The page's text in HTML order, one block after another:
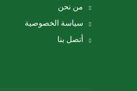
من نحن
سياسة الخصوصية
أتصل بنا